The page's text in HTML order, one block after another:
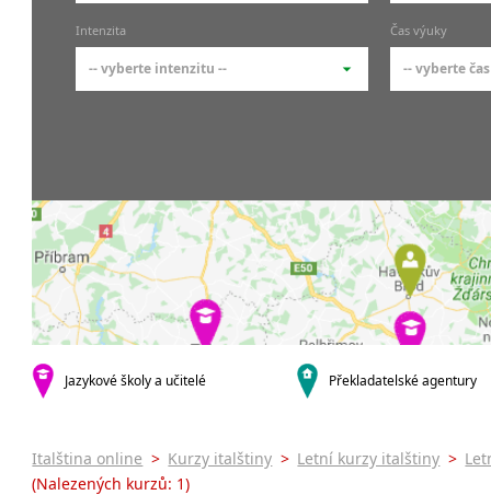
-- vyberte město --
pražské městské části
Praha 7
Praha 9
Praha 10
krajská města
Brno
Plzeň
malá města podle abecedy
-- vyberte
kurzy s
Online
Letní
Intenzita
-- vyberte intenzitu --
9-14 hodin týdně
20 a více hodin týdně
Čas výuky
-- vyberte
Večerní
Noční
Jazykové školy a učitelé Překladatelské agentury
Italština online > Kurzy italštiny > Letní kurzy italštiny >
(Nalezených kurzů: 1)